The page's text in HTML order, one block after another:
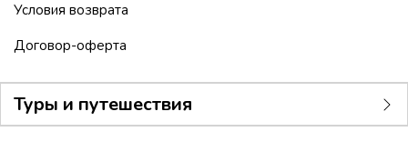
Условия возврата
Договор-оферта
Туры и путешествия